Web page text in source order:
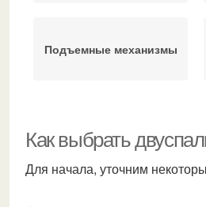
Подъемные механизмы
Как выбрать
Для начала, уточним